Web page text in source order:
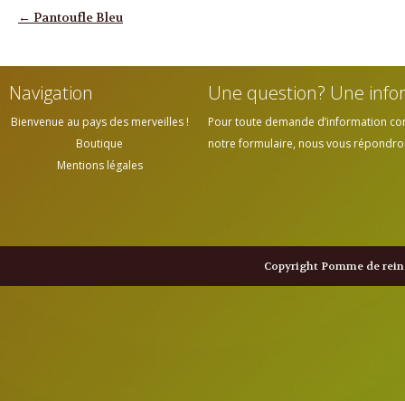
Navigation des articles
← Pantoufle Bleu
Navigation
Bienvenue au pays des merveilles !
Boutique
Mentions légales
Une question? Une
Pour toute demande d’information
notre formulaire, nous vous
Copyright Pomme de